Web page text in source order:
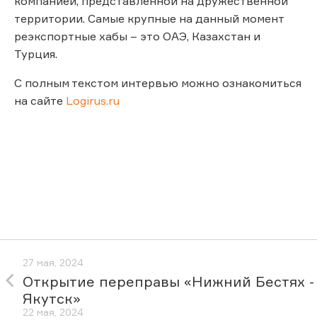
территории. Самые крупные на данный момент
реэкспортные хабы – это ОАЭ, Казахстан и
Турция.
С полным текстом интервью можно ознакомиться
на сайте Logirus.ru
27 мая, 2024
Открытие переправы «Нижний Бестях -
Якутск»
22 мая, 2024